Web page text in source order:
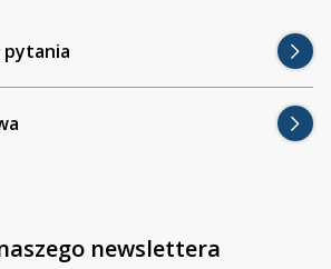
pytania
newslettera